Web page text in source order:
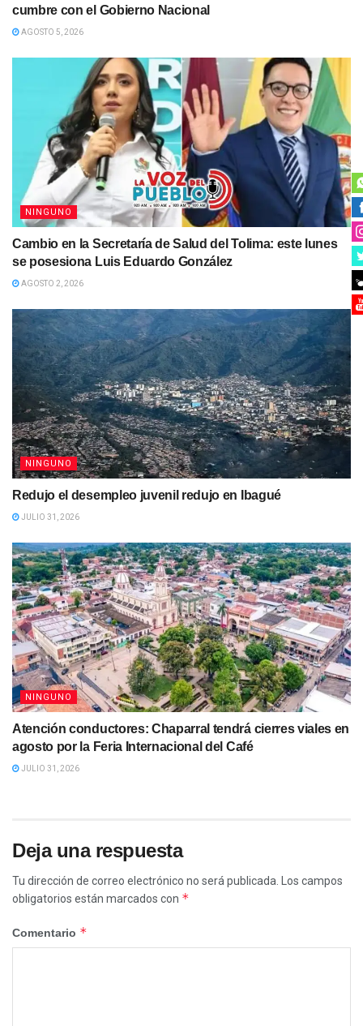
cumbre con el Gobierno Nacional
AGOSTO 5, 2026
NINGUNO
Cambio en la Secretaría de Salud del Tolima: este lunes
se posesiona Luis Eduardo González
AGOSTO 2, 2026
NINGUNO
Redujo el desempleo juvenil redujo en Ibagué
JULIO 31, 2026
NINGUNO
Atención conductores: Chaparral tendrá cierres viales en
agosto por la Feria Internacional del Café
JULIO 31, 2026
Deja una respuesta
Tu dirección de correo electrónico no será publicada.
Los campos
obligatorios están marcados con *
Comentario *